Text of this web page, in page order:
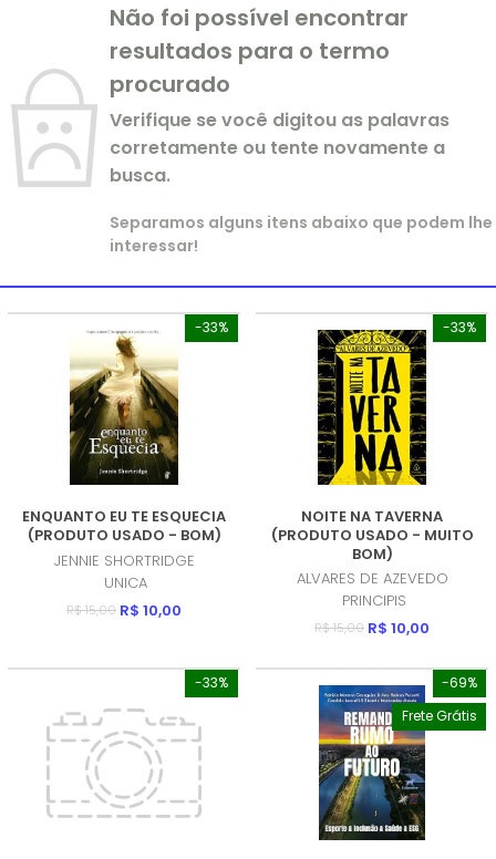
Não foi possível encontrar
resultados para o termo
procurado
Verifique se você digitou as palavras
corretamente ou tente novamente a
busca.
Separamos alguns itens abaixo que podem lhe
interessar!
-33%
ENQUANTO EU TE ESQUECIA
(PRODUTO USADO - BOM)
JENNIE SHORTRIDGE
UNICA
R$ 15,00 R$ 10,00
-33%
NOITE NA TAVERNA
(PRODUTO USADO - MUITO
BOM)
ALVARES DE AZEVEDO
PRINCIPIS
R$ 15,00 R$ 10,00
-33%
-69%
Frete Grátis